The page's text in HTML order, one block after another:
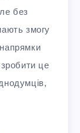
без
змогу
це